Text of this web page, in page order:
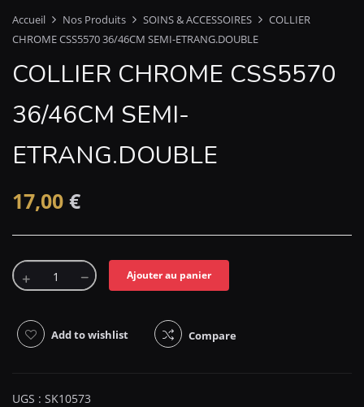
Accueil Nos Produits SOINS & ACCESSOIRES
COLLIER
CHROME CSS5570 36/46CM SEMI-ETRANG.DOUBLE
COLLIER CHROME CSS5570
36/46CM SEMI-
ETRANG.DOUBLE
17,00 €
Ajouter au panier
Add to wishlist Compare
UGS : SK10573